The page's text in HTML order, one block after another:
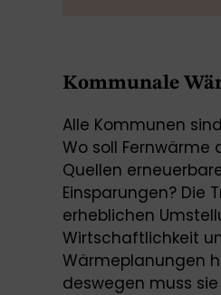
Kommunale
Alle Kommunen
Wo soll
Quellen
Einsparungen? Die
erheblichen
Wirtschaftlichkeit
Wärmeplanungen
deswegen muss